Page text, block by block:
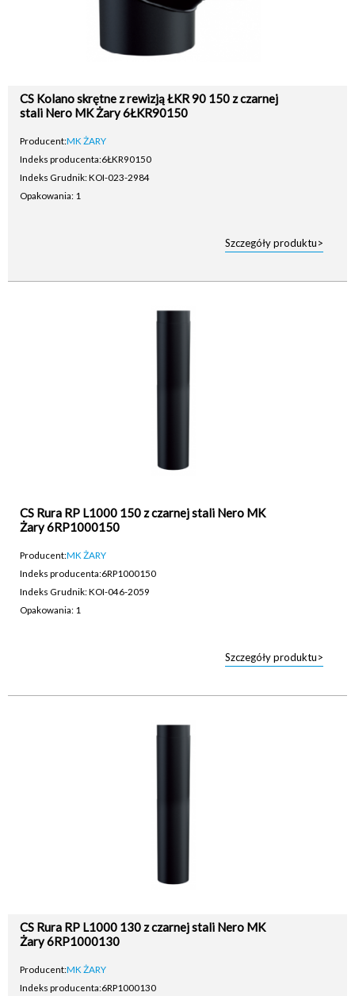
CS Kolano skrętne z rewizją ŁKR 90 150 z czarnej
stali Nero MK Żary 6ŁKR90150
Producent:MK ŻARY
Indeks producenta:6ŁKR90150
Indeks Grudnik: KOI-023-2984
Opakowania: 1
Szczegóły produktu>
CS Rura RP L1000 150 z czarnej stali Nero MK
Żary 6RP1000150
Producent:MK ŻARY
Indeks producenta:6RP1000150
Indeks Grudnik: KOI-046-2059
Opakowania: 1
Szczegóły produktu>
CS Rura RP L1000 130 z czarnej stali Nero MK
Żary 6RP1000130
Producent:MK ŻARY
Indeks producenta:6RP1000130